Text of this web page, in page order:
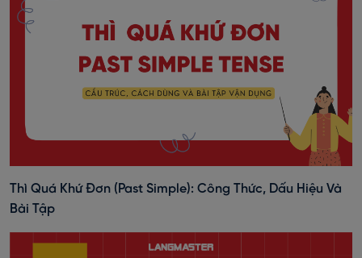
Thì Quá Khứ Đơn (past Simple): Công Thức, Dấu Hiệu Và
Bài Tập